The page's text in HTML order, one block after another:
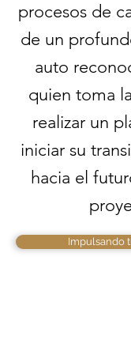
procesos de
de un
auto
quien toma
realizar un
iniciar su
hacia el
Impulsando